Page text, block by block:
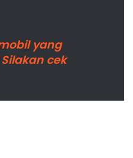
yang
cek